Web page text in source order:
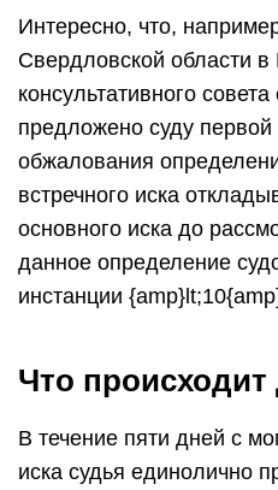
Интересно, что,
Свердловской области
консультативного
предложено суду первой
обжалования
встречного иска
основного иска до
данное определение
инстанции
Что
В течение пяти дней с
иска судья единолично